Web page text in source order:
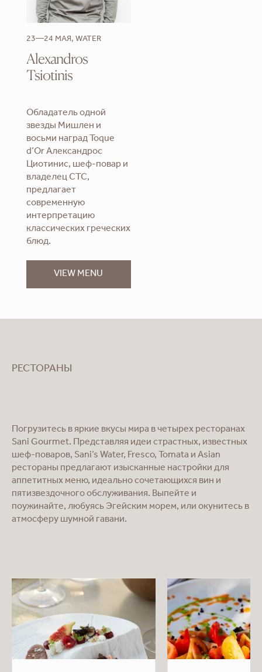
23—24 МАЯ, WATER
Alexandros
Tsiotinis
Обладатель одной
звезды Мишлен и
восьми наград Toque
d’Or Александрос
Циотинис, шеф-повар и
владелец CTC,
предлагает
современную
интерпретацию
классических греческих
блюд.
VIEW MENU
РЕСТОРАНЫ
Погрузитесь в яркие вкусы мира в четырех ресторанах
Sani Gourmet. Представляя идеи страстных, известных
шеф-поваров, Sani’s Water, Fresco, Tomata и Asian
рестораны предлагают изысканные настройки для
аппетитных меню, идеально сочетающихся вин и
пятизвездочного обслуживания. Выпейте и
поужинайте, любуясь Эгейским морем, или окунитесь в
атмосферу шумной гавани.